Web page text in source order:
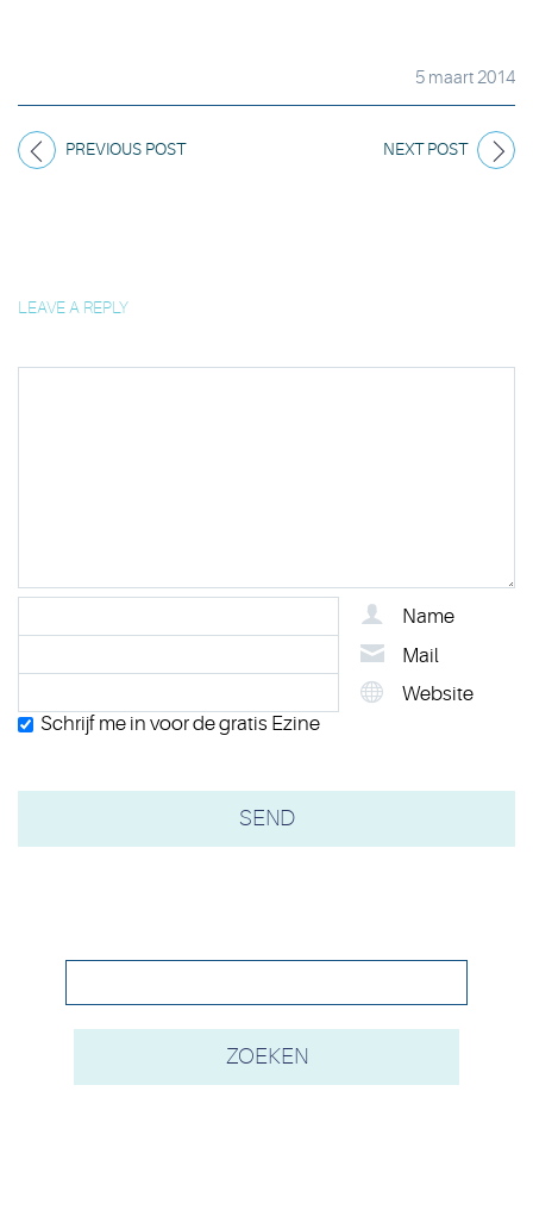
5 maart 2014
PREVIOUS POST NEXT POST
LEAVE A REPLY
Name
Mail
Website
Schrijf me in voor de gratis Ezine